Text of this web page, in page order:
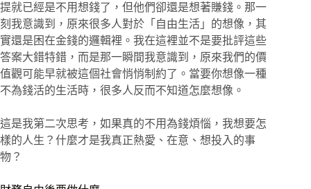
提就已經是不用想錢了，但他們卻還是想著賺錢。那一
刻我意識到，原來很多人對於「自由生活」的想像，其
實還是困在金錢的邏輯裡。我在這裡並不是要批評這些
答案大錯特錯，而是那一瞬間我意識到，原來我們的價
值觀可能早就被這個社會悄悄制約了。當要你想像一種
不為錢活的生活時，很多人反而不知道怎麼想像。
這是我第二次思考，如果真的不用為錢煩惱，我想要怎
樣的人生？什麼才是我真正熱愛、在意、想投入的事
物？